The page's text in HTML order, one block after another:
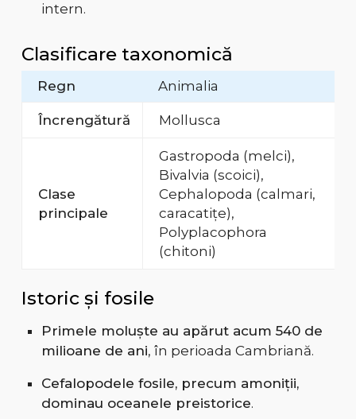
intern.
Clasificare taxonomică
Regn Animalia
Încrengătură Mollusca
Clase
principale
Gastropoda (melci),
Bivalvia (scoici),
Cephalopoda (calmari,
caracatițe),
Polyplacophora
(chitoni)
Istoric și fosile
Primele moluște au apărut acum 540 de
milioane de ani, în perioada Cambriană.
Cefalopodele fosile, precum amoniții,
dominau oceanele preistorice.